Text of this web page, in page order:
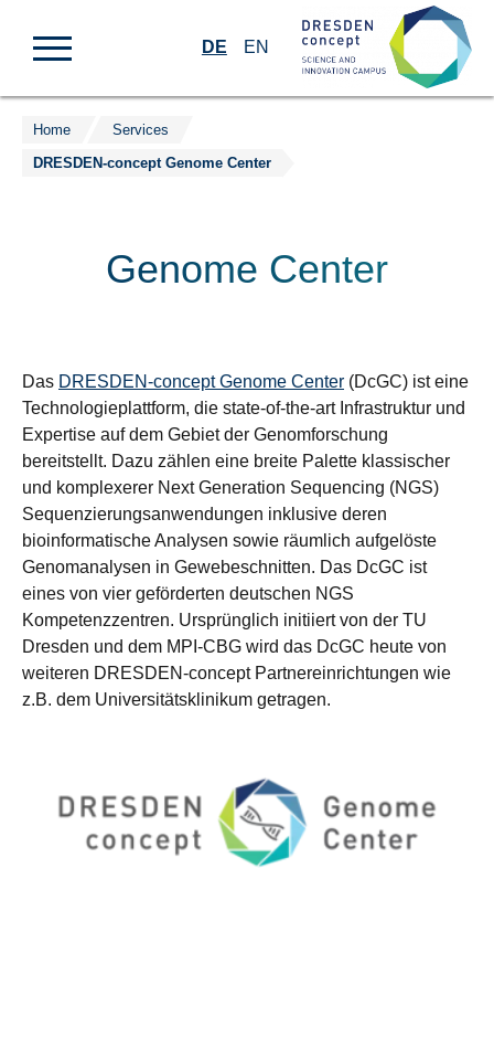
Inhalt
DE EN
Home
Services
DRESDEN-concept Genome Center
Genome Center
Das DRESDEN-concept Genome Center (DcGC) ist eine
Technologieplattform, die state-of-the-art Infrastruktur und
Expertise auf dem Gebiet der Genomforschung
bereitstellt. Dazu zählen eine breite Palette klassischer
und komplexerer Next Generation Sequencing (NGS)
Sequenzierungsanwendungen inklusive deren
bioinformatische Analysen sowie räumlich aufgelöste
Genomanalysen in Gewebeschnitten. Das DcGC ist
eines von vier geförderten deutschen NGS
Kompetenzzentren. Ursprünglich initiiert von der TU
Dresden und dem MPI-CBG wird das DcGC heute von
weiteren DRESDEN-concept Partnereinrichtungen wie
z.B. dem Universitätsklinikum getragen.